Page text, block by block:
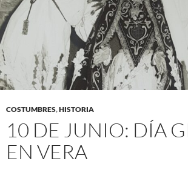
COSTUMBRES,HISTORIA
10 DE JUNIO: DÍA
EN VERA